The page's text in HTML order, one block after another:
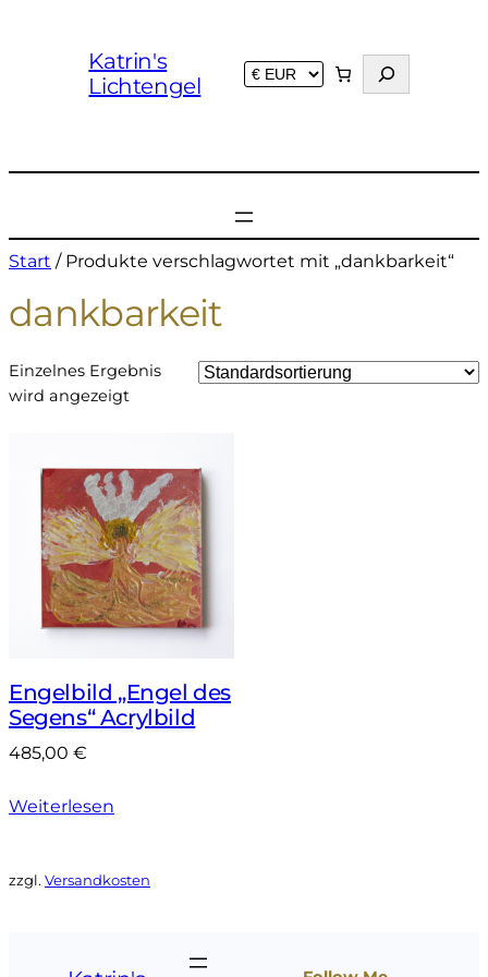
Katrin's
Lichtengel
u
Start / Produkte verschlagwortet mit „dankbarkeit“
dankbarkeit
Einzelnes Ergebnis
wird angezeigt
Engelbild „Engel des
Segens“ Acrylbild
485,00 €
Weiterlesen
zzgl. Versandkosten